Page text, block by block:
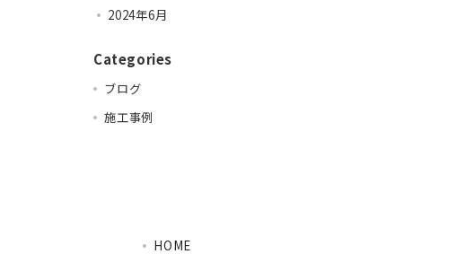
2024年6月
Categories
ブログ
施工事例
HOME